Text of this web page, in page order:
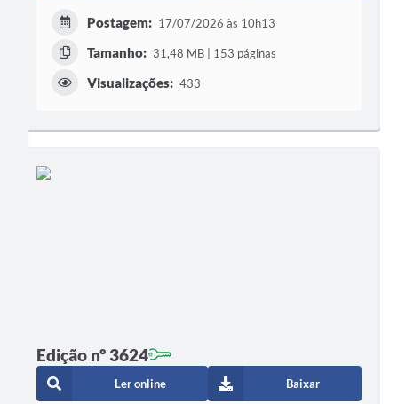
Postagem: 17/07/2026 às 10h13
Tamanho: 31,48 MB | 153 páginas
Visualizações: 433
Edição nº 3624
Ler online Baixar